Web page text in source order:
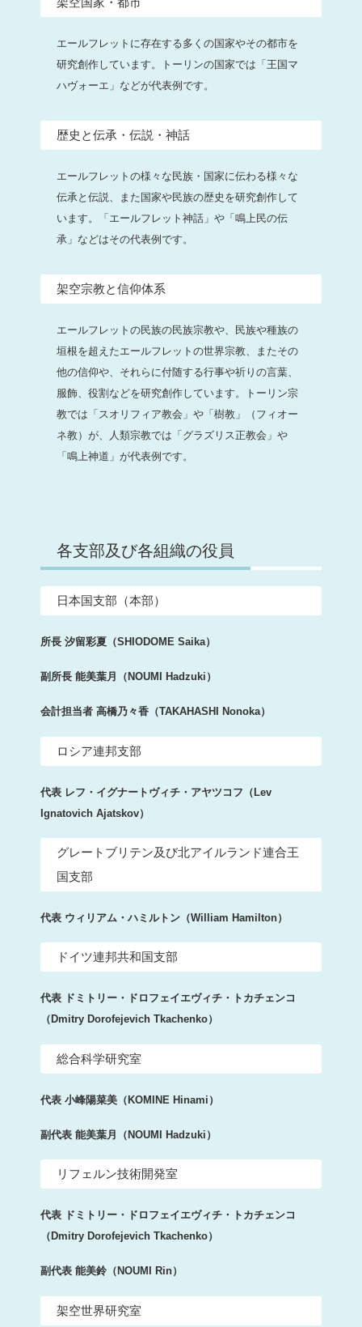
エールフレットに存在する多くの国家やその都市を
研究創作しています。トーリンの国家では「王国マ
ハヴォーエ」などが代表例です。
歴史と伝承・伝説・神話
エールフレットの様々な民族・国家に伝わる様々な
伝承と伝説、また国家や民族の歴史を研究創作して
います。「エールフレット神話」や「鳴上民の伝
承」などはその代表例です。
架空宗教と信仰体系
エールフレットの民族の民族宗教や、民族や種族の
垣根を超えたエールフレットの世界宗教、またその
他の信仰や、それらに付随する行事や祈りの言葉、
服飾、役割などを研究創作しています。トーリン宗
教では「スオリフィア教会」や「樹教」（フィオー
ネ教）が、人類宗教では「グラズリス正教会」や
「鳴上神道」が代表例です。
各支部及び各組織の役員
日本国支部（本部）
所長 汐留彩夏（SHIODOME Saika）
副所長 能美葉月（NOUMI Hadzuki）
会計担当者 高橋乃々香（TAKAHASHI Nonoka）
ロシア連邦支部
代表 レフ・イグナートヴィチ・アヤツコフ（Lev
Ignatovich Ajatskov）
グレートブリテン及び北アイルランド連合王
国支部
代表 ウィリアム・ハミルトン（William Hamilton）
ドイツ連邦共和国支部
代表 ドミトリー・ドロフェイエヴィチ・トカチェンコ
（Dmitry Dorofejevich Tkachenko）
総合科学研究室
代表 小峰陽菜美（KOMINE Hinami）
副代表 能美葉月（NOUMI Hadzuki）
リフェルン技術開発室
代表 ドミトリー・ドロフェイエヴィチ・トカチェンコ
（Dmitry Dorofejevich Tkachenko）
副代表 能美鈴（NOUMI Rin）
架空世界研究室